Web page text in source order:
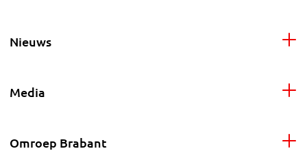
Nieuws
Media
Omroep Brabant